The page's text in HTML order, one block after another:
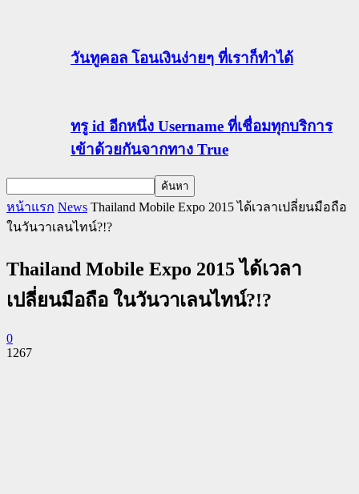
วันทูคอล โอนเงินง่ายๆ ที่เราก็ทำได้
ทรู id อีกหนึ่ง Username ที่เชื่อมทุกบริการ
เข้าด้วยกันจากทาง True
หน้าแรก News Thailand Mobile Expo 2015 ได้เวลาเปลี่ยนมือถือ
ในวันวาเลนไทน์?!?
Thailand Mobile Expo 2015 ได้เวลา
เปลี่ยนมือถือ ในวันวาเลนไทน์?!?
0
1267